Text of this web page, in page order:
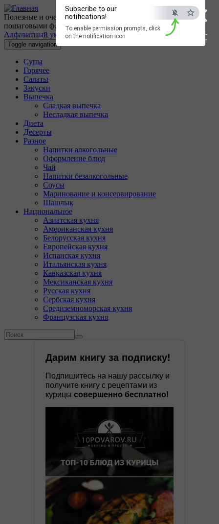
×
ESC
Subscribe to our
notifications!
To enable permission prompts, click
on the notification icon
Перейти к основному содержанию
Полезные и очень вкусные кулинарные рецепты с
пошаговыми фотографиями.
Алфавитный указатель
Toggle navigation
Супы
Горячее
Салаты
Закуски
Выпечка
Сладкая выпечка
Несладкая выпечка
Диета
Десерты
Разное
Напитки алкогольные
Оформление блюд
Чай
Напитки безалкогольные
Соусы
Маринование и консервирование
Шашлык
Национальное
Азиатская кухня
Американская кухня
Белорусская кухня
Европейская кухня
Испанская кухня
Итальянская кухня
Кавказская кухня
Мексиканская кухня
Русская кухня
Сербская кухня
Средиземноморская кухня
Французская кухня
Дарим книгу за подписку!
Подпишитесь на нашу рассылку и
получите книгу с рецептами из
курицы совершенно бесплатно!